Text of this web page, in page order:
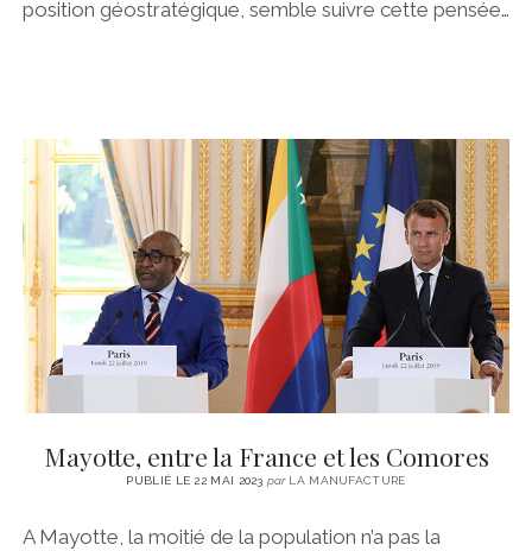
position géostratégique, semble suivre cette pensée…
Mayotte, entre la France et les Comores
PUBLIÉ LE 22 MAI 2023parLA MANUFACTURE
A Mayotte, la moitié de la population n’a pas la